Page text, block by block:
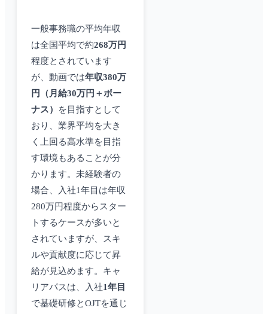
一般事務職の平均年収
は全国平均で約268万円
程度とされています
が、動画では年収380万
円（月給30万円＋ボー
ナス）
を目指すとして
おり、業界平均を大き
く上回る高水準を目指
す環境もあることが分
かります。未経験者の
場合、入社1年目は年収
280万円程度からスター
トするケースが多いと
されていますが、スキ
ルや貢献度に応じて昇
給が見込めます。キャ
リアパスは、入社1年目
で基礎研修とOJTを通じ